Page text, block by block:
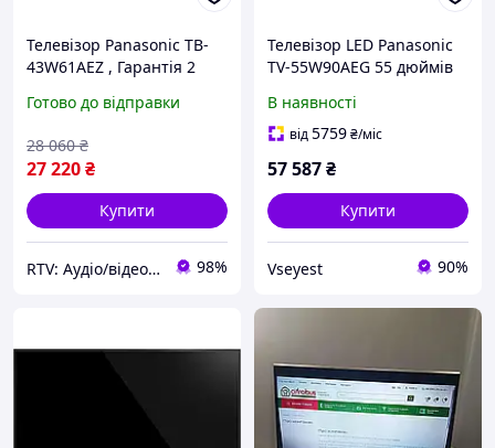
Телевізор Panasonic TB-
43W61AEZ , Гарантія 2
Готово до відправки
27 220₴
28 060 ₴
Купити
RTV: Аудіо/відео, побутова та комп'ютерна техніка з Європи 98%
Телевізор LED Panasonic
TV-55W90AEG 55 дюймів
В наявності
від5759₴/міс
57 587₴
Купити
Vseyest 90%